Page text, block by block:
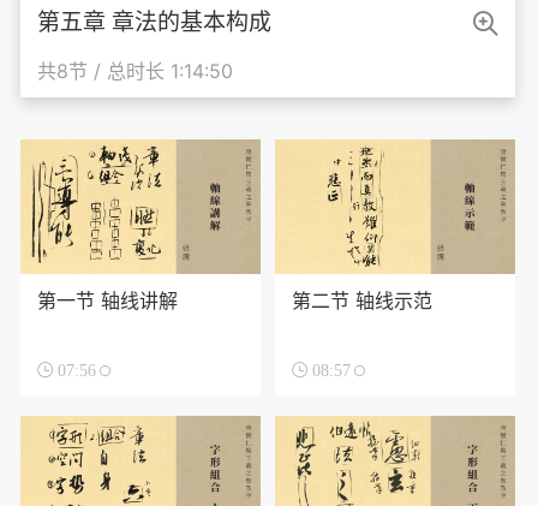
第五章 章法的基本构成
共8节 / 总时长 1:14:50

第一节 轴线讲解
 07:56
第二节 轴线示范
 08:57